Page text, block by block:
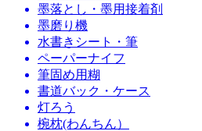
墨落とし・墨用接着剤
墨磨り機
水書きシート・筆
ペーパーナイフ
筆固め用糊
書道バック・ケース
灯ろう
椀枕(わんちん）